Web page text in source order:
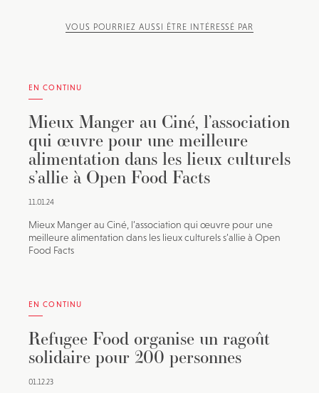
VOUS POURRIEZ AUSSI ÊTRE INTÉRESSÉ PAR
EN CONTINU
Mieux Manger au Ciné, l’association
qui œuvre pour une meilleure
alimentation dans les lieux culturels
s’allie à Open Food Facts
11.01.24
Mieux Manger au Ciné, l’association qui œuvre pour une
meilleure alimentation dans les lieux culturels s’allie à Open
Food Facts
EN CONTINU
Refugee Food organise un ragoût
solidaire pour 200 personnes
01.12.23